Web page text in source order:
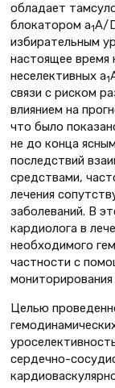
обладает
блокатором a1A/
избирательным
настоящее время
неселективных a1
связи с риском
влиянием на
что было
не до конца
последствий
средствами,
лечения
заболеваний. В
кардиолога в
необходимого
частности с
Целью
сердечно-